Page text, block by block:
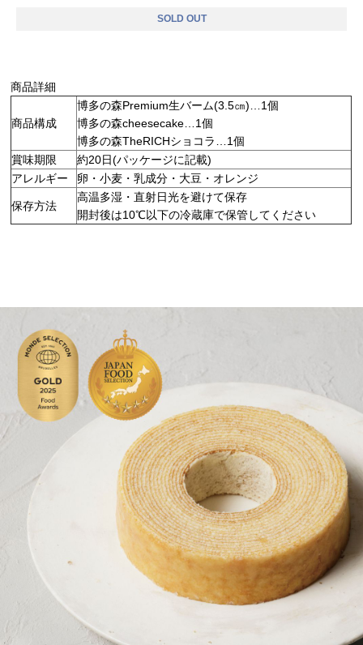
SOLD OUT
商品詳細
商品構成
博多の森Premium生バーム(3.5㎝)…1個
博多の森cheesecake…1個
博多の森TheRICHショコラ…1個
賞味期限
約20日(パッケージに記載)
アレルギー
卵・小麦・乳成分・大豆・オレンジ
保存方法
高温多湿・直射日光を避けて保存
開封後は10℃以下の冷蔵庫で保管してください